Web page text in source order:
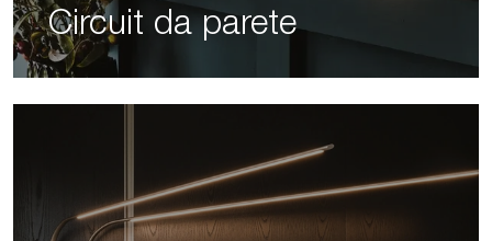
Circuit da parete